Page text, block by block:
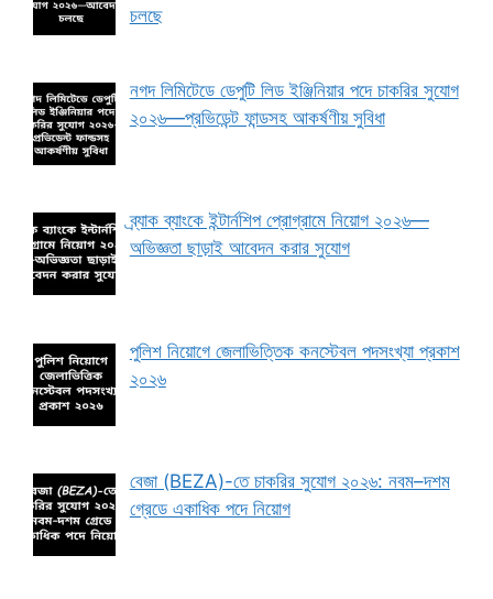
চলছে
নগদ লিমিটেডে ডেপুটি লিড ইঞ্জিনিয়ার পদে চাকরির সুযোগ
২০২৬—প্রভিডেন্ট ফান্ডসহ আকর্ষণীয় সুবিধা
ব্র্যাক ব্যাংকে ইন্টার্নশিপ প্রোগ্রামে নিয়োগ ২০২৬—
অভিজ্ঞতা ছাড়াই আবেদন করার সুযোগ
পুলিশ নিয়োগে জেলাভিত্তিক কনস্টেবল পদসংখ্যা প্রকাশ
২০২৬
বেজা (BEZA)-তে চাকরির সুযোগ ২০২৬: নবম–দশম
গ্রেডে একাধিক পদে নিয়োগ